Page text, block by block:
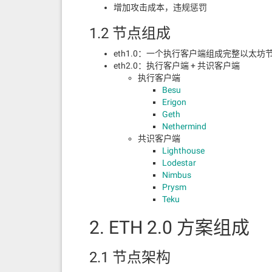
增加攻击成本，违规惩罚
1.2 节点组成
eth1.0：一个执行客户端组成完整以太坊
eth2.0：执行客户端 + 共识客户端
执行客户端
Besu
Erigon
Geth
Nethermind
共识客户端
Lighthouse
Lodestar
Nimbus
Prysm
Teku
2. ETH 2.0 方案组成
2.1 节点架构